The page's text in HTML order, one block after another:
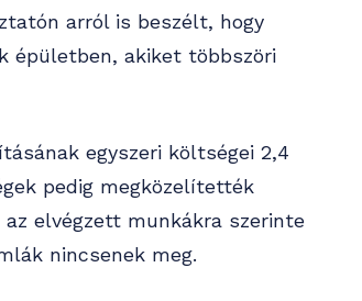
arról is beszélt, hogy
épületben, akiket többszöri
egyszeri költségei 2,4
pedig megközelítették
elvégzett munkákra szerinte
nincsenek meg.